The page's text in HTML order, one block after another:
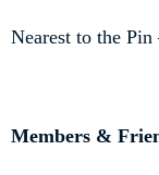
Nearest to the
Members &